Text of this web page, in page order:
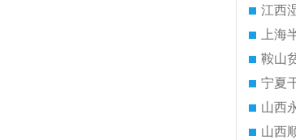
江西
上海
鞍山
宁夏
山西
山西